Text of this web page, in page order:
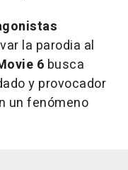
la parodia al
6 busca
y provocador
un fenómeno